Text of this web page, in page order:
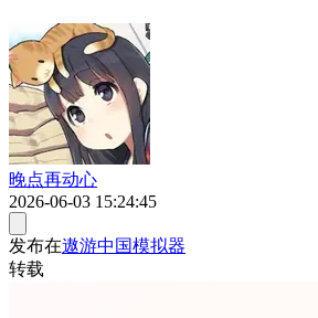
晚点再动心
2026-06-03 15:24:45
发布在遨游中国模拟器
转载